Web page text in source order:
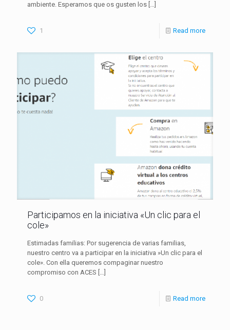
ambiente. Esperamos que os gusten los […]
1 Read more
Participamos en la iniciativa «Un clic para el
cole»
Estimadas familias: Por sugerencia de varias familias,
nuestro centro va a participar en la iniciativa ​»Un clic para el
cole». Con ella queremos compaginar nuestro
compromiso con ACES
0 Read more